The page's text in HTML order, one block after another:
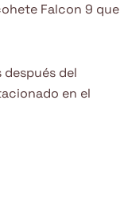
Falcon 9 que
del
en el